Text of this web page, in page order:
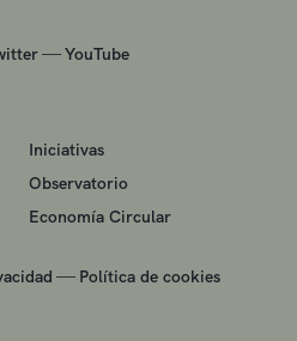
—YouTube
Iniciativas
Observatorio
Economía Circular
— Política de cookies